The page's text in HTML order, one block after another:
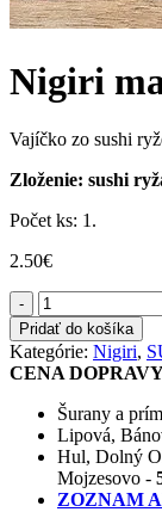
Nigiri
Vajíčko zo sushi
Zloženie: sushi
Počet ks: 1.
2.50€
-
množstvo
Nigiri
mango
Pridať do košíka
Kategórie: Nigiri,
CENA
Šurany a
Lipová,
Hul, Dolný
Mojzesovo -
ZOZNAM